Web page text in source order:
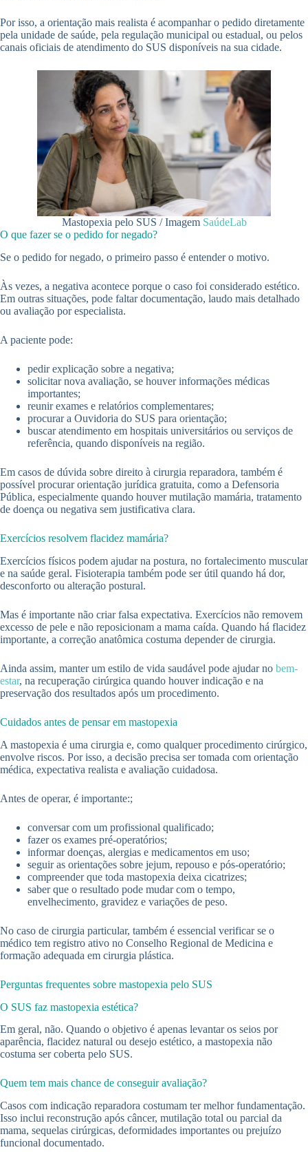
Por isso, a orientação mais realista é acompanhar o pedido diretamente
pela unidade de saúde, pela regulação municipal ou estadual, ou pelos
canais oficiais de atendimento do SUS disponíveis na sua cidade.
Mastopexia pelo SUS / Imagem SaúdeLab
O que fazer se o pedido for negado?
Se o pedido for negado, o primeiro passo é entender o motivo.
Às vezes, a negativa acontece porque o caso foi considerado estético.
Em outras situações, pode faltar documentação, laudo mais detalhado
ou avaliação por especialista.
A paciente pode:
pedir explicação sobre a negativa;
solicitar nova avaliação, se houver informações médicas
importantes;
reunir exames e relatórios complementares;
procurar a Ouvidoria do SUS para orientação;
buscar atendimento em hospitais universitários ou serviços de
referência, quando disponíveis na região.
Em casos de dúvida sobre direito à cirurgia reparadora, também é
possível procurar orientação jurídica gratuita, como a Defensoria
Pública, especialmente quando houver mutilação mamária, tratamento
de doença ou negativa sem justificativa clara.
Exercícios resolvem flacidez mamária?
Exercícios físicos podem ajudar na postura, no fortalecimento muscular
e na saúde geral. Fisioterapia também pode ser útil quando há dor,
desconforto ou alteração postural.
Mas é importante não criar falsa expectativa. Exercícios não removem
excesso de pele e não reposicionam a mama caída. Quando há flacidez
importante, a correção anatômica costuma depender de cirurgia.
Ainda assim, manter um estilo de vida saudável pode ajudar no bem-
estar, na recuperação cirúrgica quando houver indicação e na
preservação dos resultados após um procedimento.
Cuidados antes de pensar em mastopexia
A mastopexia é uma cirurgia e, como qualquer procedimento cirúrgico,
envolve riscos. Por isso, a decisão precisa ser tomada com orientação
médica, expectativa realista e avaliação cuidadosa.
Antes de operar, é importante:;
conversar com um profissional qualificado;
fazer os exames pré-operatórios;
informar doenças, alergias e medicamentos em uso;
seguir as orientações sobre jejum, repouso e pós-operatório;
compreender que toda mastopexia deixa cicatrizes;
saber que o resultado pode mudar com o tempo,
envelhecimento, gravidez e variações de peso.
No caso de cirurgia particular, também é essencial verificar se o
médico tem registro ativo no Conselho Regional de Medicina e
formação adequada em cirurgia plástica.
Perguntas frequentes sobre mastopexia pelo SUS
O SUS faz mastopexia estética?
Em geral, não. Quando o objetivo é apenas levantar os seios por
aparência, flacidez natural ou desejo estético, a mastopexia não
costuma ser coberta pelo SUS.
Quem tem mais chance de conseguir avaliação?
Casos com indicação reparadora costumam ter melhor fundamentação.
Isso inclui reconstrução após câncer, mutilação total ou parcial da
mama, sequelas cirúrgicas, deformidades importantes ou prejuízo
funcional documentado.